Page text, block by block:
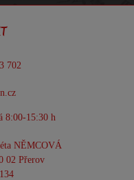
702
8:00-15:30 h
NĚMCOVÁ
02 Přerov